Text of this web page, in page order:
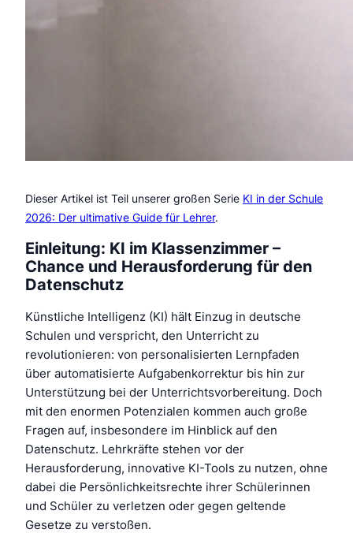
Dieser Artikel ist Teil unserer großen Serie KI in der Schule
2026: Der ultimative Guide für Lehrer.
Einleitung: KI im Klassenzimmer –
Chance und Herausforderung für den
Datenschutz
Künstliche Intelligenz (KI) hält Einzug in deutsche
Schulen und verspricht, den Unterricht zu
revolutionieren: von personalisierten Lernpfaden
über automatisierte Aufgabenkorrektur bis hin zur
Unterstützung bei der Unterrichtsvorbereitung. Doch
mit den enormen Potenzialen kommen auch große
Fragen auf, insbesondere im Hinblick auf den
Datenschutz. Lehrkräfte stehen vor der
Herausforderung, innovative KI-Tools zu nutzen, ohne
dabei die Persönlichkeitsrechte ihrer Schülerinnen
und Schüler zu verletzen oder gegen geltende
Gesetze zu verstoßen.